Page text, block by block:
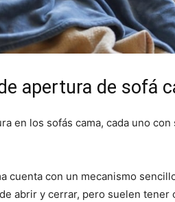
apertura de sofá
en los sofás cama, cada uno con
cuenta con un mecanismo
abrir y cerrar, pero suelen tener